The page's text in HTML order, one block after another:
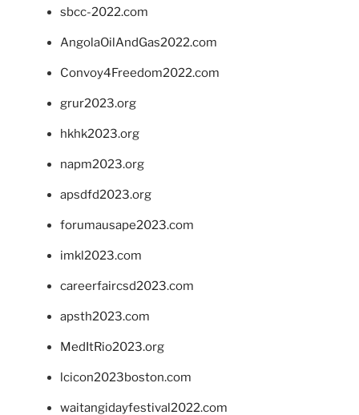
sbcc-2022.com
AngolaOilAndGas2022.com
Convoy4Freedom2022.com
grur2023.org
hkhk2023.org
napm2023.org
apsdfd2023.org
forumausape2023.com
imkl2023.com
careerfaircsd2023.com
apsth2023.com
MedItRio2023.org
lcicon2023boston.com
waitangidayfestival2022.com